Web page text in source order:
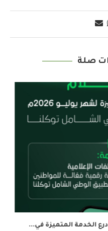
صلة
الخدمة المتميزة في...